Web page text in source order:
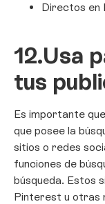
Directos en
12.Usa
tus
Es importante
que posee la
sitios o redes
funciones de
búsqueda. Estos
Pinterest u otras